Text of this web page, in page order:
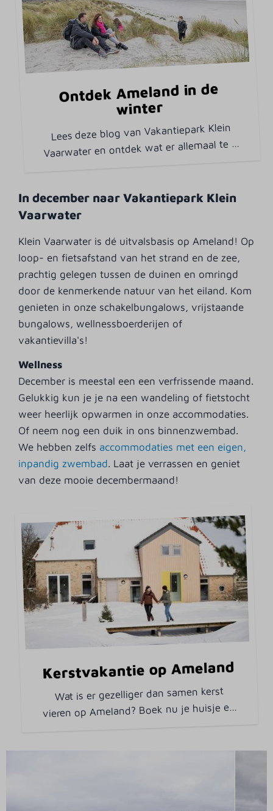
Ontdek Ameland in de
winter
Lees deze blog van Vakantiepark Klein
Vaarwater en ontdek wat er allemaal te …
In december naar Vakantiepark Klein
Vaarwater
Klein Vaarwater is dé uitvalsbasis op Ameland! Op
loop- en fietsafstand van het strand en de zee,
prachtig gelegen tussen de duinen en omringd
door de kenmerkende natuur van het eiland. Kom
genieten in onze schakelbungalows, vrijstaande
bungalows, wellnessboerderijen of
vakantievilla's!
Wellness
December is meestal een een verfrissende maand.
Gelukkig kun je je na een wandeling of fietstocht
weer heerlijk opwarmen in onze accommodaties.
Of neem nog een duik in ons binnenzwembad.
We hebben zelfs accommodaties met een eigen,
inpandig zwembad. Laat je verrassen en geniet
van deze mooie decembermaand!
Kerstvakantie op Ameland
Wat is er gezelliger dan samen kerst
vieren op Ameland? Boek nu je huisje e…